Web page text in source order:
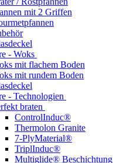
mit 2 Griffen
- Woks
mit flachem Boden
mit rundem Boden
- Technologien
braten
ControlInduc®
Thermolon Granite
7-PlyMaterial®
TriplInduc®
Multiglide® Beschichtung